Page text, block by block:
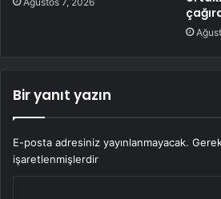
Bir yanıt yazın
E-posta adresiniz yayınlanmayacak.
işaretlenmişlerdir